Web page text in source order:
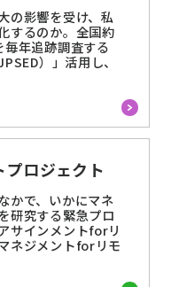
の影響を受け、私
するのか。全国約
年追跡調査する
）」活用し、
プロジェクト
かで、いかにマネ
研究する緊急プロ
サインメントforリ
ネジメントforリモ